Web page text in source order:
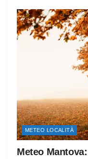
METEO LOCALITÀ
Meteo